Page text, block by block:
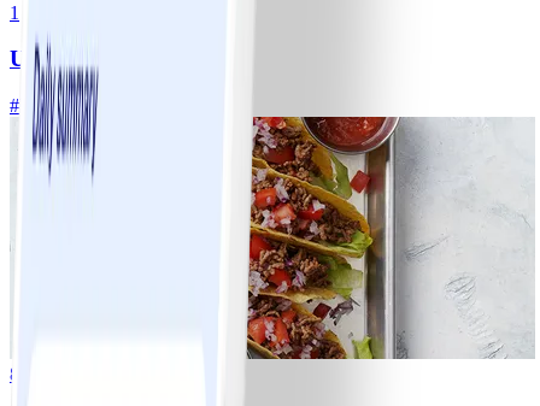
1
Ugnsrostad potatis
# Lätt5 MIN
8